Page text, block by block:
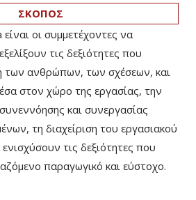
ΣΚΟΠΟΣ
οι συμμετέχοντες να
τις δεξιότητες που
των ανθρώπων, των σχέσεων, και
στον χώρο της εργασίας, την
και συνεργασίας
τη διαχείριση του εργασιακού
τις δεξιότητες που
παραγωγικό και εύστοχο.